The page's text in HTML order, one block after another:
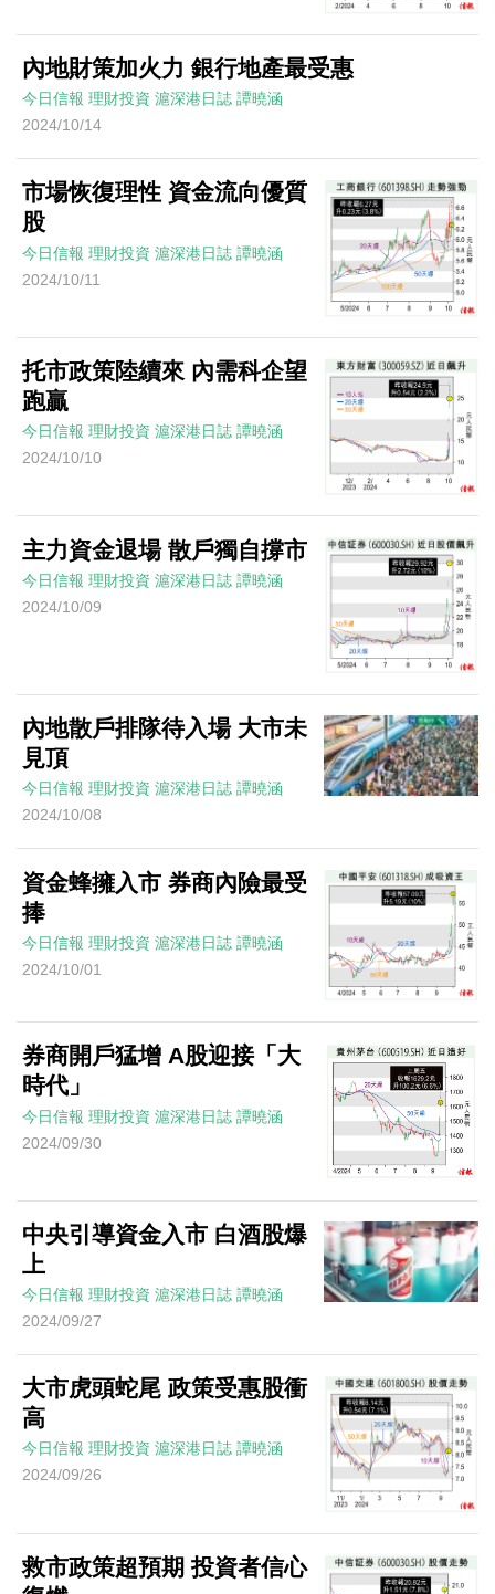
內地財策加火力 銀行地產最受惠
今日信報 理財投資 滬深港日誌 譚曉涵
2024/10/14
市場恢復理性 資金流向優質
股
今日信報 理財投資 滬深港日誌 譚曉涵
2024/10/11
托市政策陸續來 內需科企望
跑贏
今日信報 理財投資 滬深港日誌 譚曉涵
2024/10/10
主力資金退場 散戶獨自撐市
今日信報 理財投資 滬深港日誌 譚曉涵
2024/10/09
內地散戶排隊待入場 大市未
見頂
今日信報 理財投資 滬深港日誌 譚曉涵
2024/10/08
資金蜂擁入市 券商內險最受
捧
今日信報 理財投資 滬深港日誌 譚曉涵
2024/10/01
券商開戶猛增 A股迎接「大
時代」
今日信報 理財投資 滬深港日誌 譚曉涵
2024/09/30
中央引導資金入市 白酒股爆
上
今日信報 理財投資 滬深港日誌 譚曉涵
2024/09/27
大市虎頭蛇尾 政策受惠股衝
高
今日信報 理財投資 滬深港日誌 譚曉涵
2024/09/26
救市政策超預期 投資者信心